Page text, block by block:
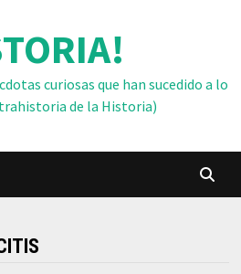
curiosas que han sucedido a lo
de la Historia)